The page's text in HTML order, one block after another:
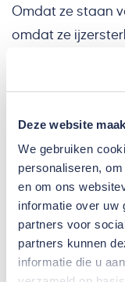
Deze website
We gebruiken
personaliseren,
en om ons
informatie over uw
partners voor
partners kunnen
informatie die u
Omdat ze staan
omdat ze
bedrijven die
diamanten net
opdrachtgevers